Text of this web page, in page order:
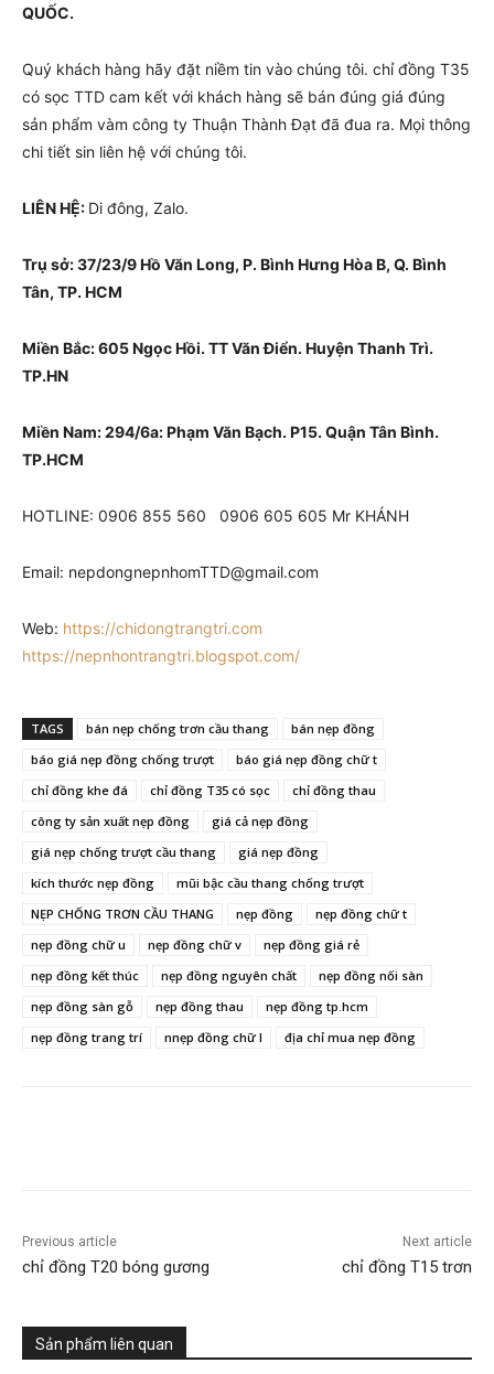
QUỐC.
Quý khách hàng hãy đặt niềm tin vào chúng tôi. chỉ đồng T35
có sọc TTD cam kết với khách hàng sẽ bán đúng giá đúng
sản phẩm vàm công ty Thuận Thành Đạt đã đua ra. Mọi thông
chi tiết sin liên hệ với chúng tôi.
LIÊN HỆ: Di đông, Zalo.
Trụ sở: 37/23/9 Hồ Văn Long, P. Bình Hưng Hòa B, Q. Bình
Tân, TP. HCM
Miền Bắc: 605 Ngọc Hồi. TT Văn Điển. Huyện Thanh Trì.
TP.HN
Miền Nam: 294/6a: Phạm Văn Bạch. P15. Quận Tân Bình.
TP.HCM
HOTLINE: 0906 855 560 0906 605 605 Mr KHÁNH
Email: nepdongnepnhomTTD@gmail.com
Web: https://chidongtrangtri.com
https://nepnhontrangtri.blogspot.com/
TAGS bán nẹp chống trơn cầu thang
bán nẹp đồng
báo giá nẹp đồng chống trượt
báo giá nẹp đồng chữ t
chỉ đồng khe đá
chỉ đồng T35 có sọc
chỉ đồng thau
công ty sản xuất nẹp đồng
giá cả nẹp đồng
giá nẹp chống trượt cầu thang
giá nẹp đồng
kích thước nẹp đồng
mũi bậc cầu thang chống trượt
NẸP CHỐNG TRƠN CẦU THANG
nẹp đồng
nẹp đồng chữ t
nẹp đồng chữ u
nẹp đồng chữ v
nẹp đồng giá rẻ
nẹp đồng kết thúc
nẹp đồng nguyên chất
nẹp đồng nối sàn
nẹp đồng sàn gỗ
nẹp đồng thau
nẹp đồng tp.hcm
nẹp đồng trang trí
nnẹp đồng chữ l địa chỉ mua nẹp đồng
Previous article
chỉ đồng T20 bóng gương
Next article
chỉ đồng T15 trơn
Sản phẩm liên quan